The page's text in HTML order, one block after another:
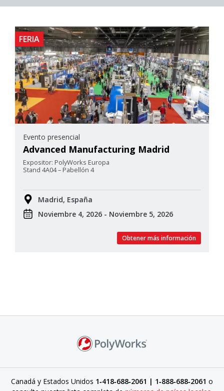
FERIA
Evento presencial
Advanced Manufacturing Madrid
Expositor: PolyWorks Europa
Stand 4A04 – Pabellón 4
Madrid, España
Noviembre 4, 2026 - Noviembre 5, 2026
Obtener más información
Canadá y Estados Unidos 1‑418‑688‑2061 | 1‑888‑688‑2061 o